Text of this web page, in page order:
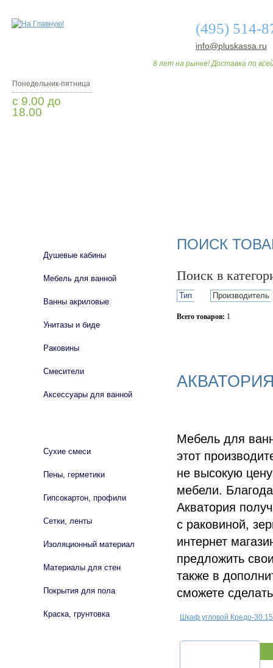
(495) 514-
info@pluskassa.ru
8 лет на рынке! Доставка по
Понедельник-пятница
с 9.00 до
18.00
ПОИСК
Поиск в
Тип Производитель
Всего товаров: 1
Мебель для
этот
не высокую
мебели.
Акватория
с раковиной,
интернет
предложить
также в
сможете
Шкаф угловой Кредо-
Душевые кабины
Мебель для ванной
Ванны акриловые
Унитазы и биде
Раковины
Смесители
Аксессуары для ванной
Сухие смеси
Пены, герметики
Гипсокартон, профили
Сетки, ленты
Изоляционный материал
Материалы для стен
Покрытия для пола
Краска, грунтовка